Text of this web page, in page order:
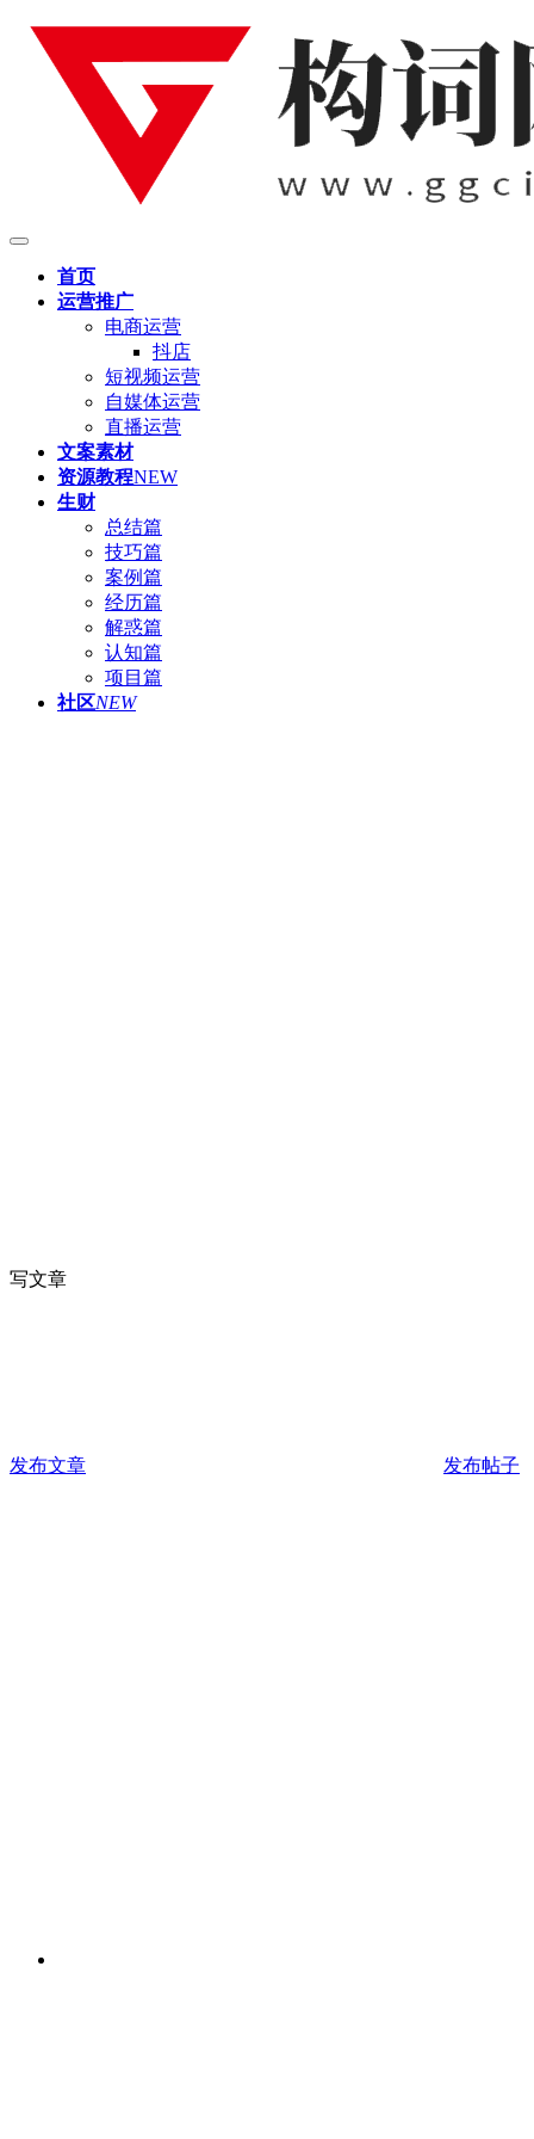
首页
运营推广
电商运营
抖店
短视频运营
自媒体运营
直播运营
文案素材
资源教程NEW
生财
总结篇
技巧篇
案例篇
经历篇
解惑篇
认知篇
项目篇
社区NEW
写文章
发布文章 发布帖子